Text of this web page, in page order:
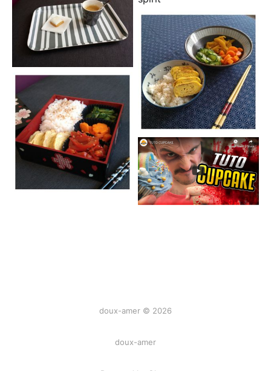
doux-amer © 2026
doux-amer